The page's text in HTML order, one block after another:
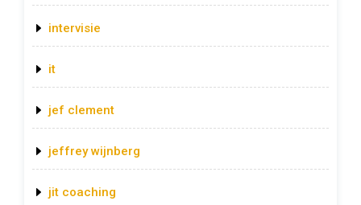
intervisie
it
jef clement
jeffrey wijnberg
jit coaching